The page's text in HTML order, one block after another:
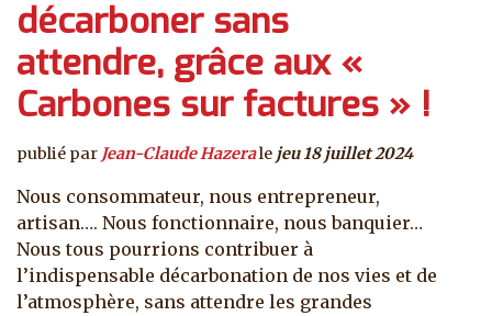
décarboner sans
attendre, grâce aux «
Carbones sur factures » !
publié par Jean-Claude Hazerale jeu 18 juillet 2024
Nous consommateur, nous entrepreneur,
artisan…. Nous fonctionnaire, nous banquier…
Nous tous pourrions contribuer à
l’indispensable décarbonation de nos vies et de
l’atmosphère, sans attendre les grandes